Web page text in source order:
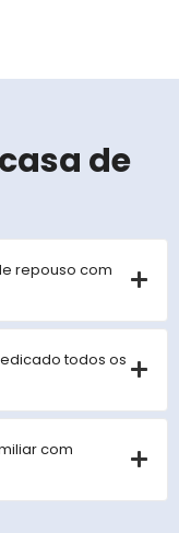
de
repouso com
todos os
com